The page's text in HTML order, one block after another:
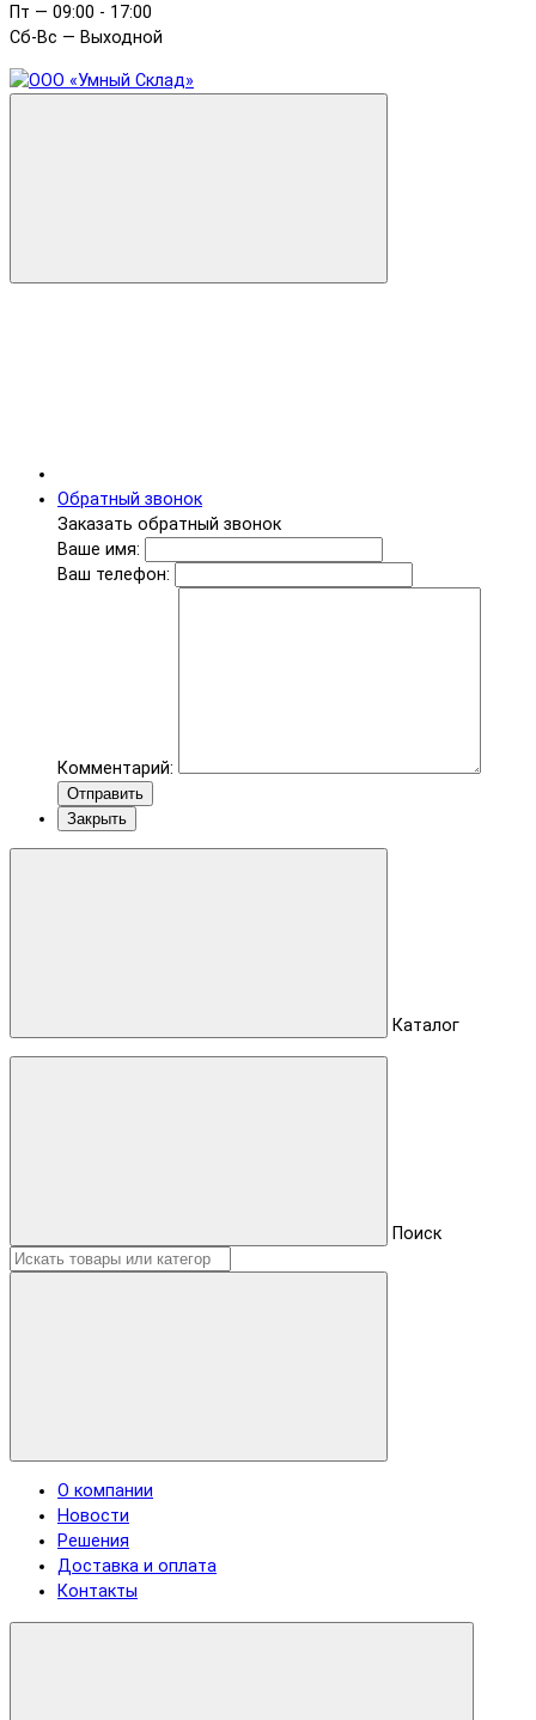
Пт — 09:00 - 17:00
Сб-Вс — Выходной
Обратный звонок
Заказать обратный звонок
Ваше имя:
Ваш телефон:
Комментарий:
Отправить
Закрыть
Каталог
Поиск
О компании
Новости
Решения
Доставка и оплата
Контакты